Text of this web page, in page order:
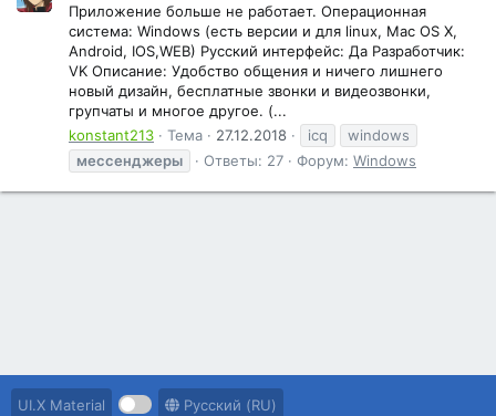
Приложение больше не работает. Операционная
система: Windows (есть версии и для linux, Mac OS X,
Android, IOS,WEB) Русский интерфейс: Да Разработчик:
VK Описание: Удобство общения и ничего лишнего
новый дизайн, бесплатные звонки и видеозвонки,
групчаты и многое другое. (...
konstant213
Тема 27.12.2018 icq
windows
мессенджеры
Ответы: 27 Форум: Windows
UI.X Material
Русский (RU)